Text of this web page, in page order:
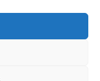
reservados